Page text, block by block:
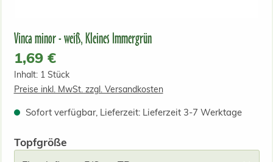
Vinca minor - weiß, Kleines Immergrün
Regulärer Preis:
1,69 €
Inhalt: 1 Stück
Preise inkl. MwSt. zzgl. Versandkosten
Sofort verfügbar, Lieferzeit: Lieferzeit 3-7 Werktage
Topfgrößeauswählen